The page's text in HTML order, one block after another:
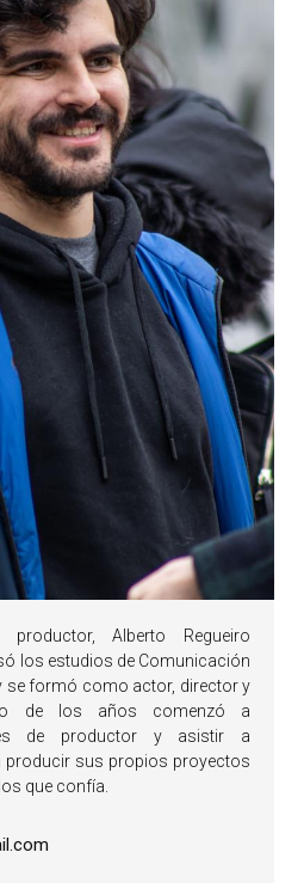
Alberto Regueiro
los estudios de Comunicación
se formó como actor, director y
de los años comenzó a
de productor y asistir a
sus propios proyectos
que confía.